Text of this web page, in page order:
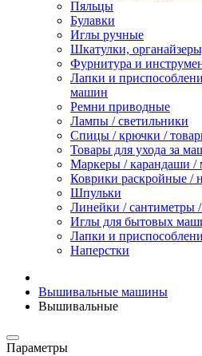
Пяльцы
Булавки
Иглы ручные
Шкатулки,
Фурнитура и
Лапки и
машин
Ремни приводные
Лампы / светильники
Спицы / крючки /
Товары для ухода за
Маркеры / карандаши /
Коврики раскройные /
Шпульки
Линейки / сантиметры /
Иглы для бытовых
Лапки и
Наперстки
Вышивальные машины
Вышивальные
Параметры